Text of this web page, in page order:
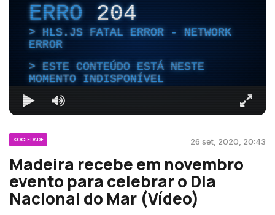
ERRO204
HLS.JS FATAL ERROR - NETWORK
ERROR
ESTE CONTEÚDO ESTÁ NESTE
MOMENTO INDISPONÍVEL
SOCIEDADE 26 set, 2020, 20:43
Madeira recebe em novembro
evento para celebrar o Dia
Nacional do Mar (Vídeo)